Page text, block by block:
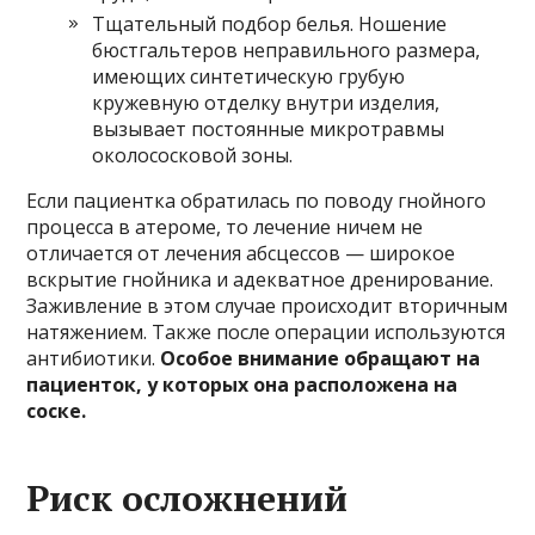
Тщательный подбор белья. Ношение
бюстгальтеров неправильного размера,
имеющих синтетическую грубую
кружевную отделку внутри изделия,
вызывает постоянные микротравмы
околососковой зоны.
Если пациентка обратилась по поводу гнойного
процесса в атероме, то лечение ничем не
отличается от лечения абсцессов — широкое
вскрытие гнойника и адекватное дренирование.
Заживление в этом случае происходит вторичным
натяжением. Также после операции используются
антибиотики. Особое внимание обращают на
пациенток, у которых она расположена на
соске.
Риск осложнений